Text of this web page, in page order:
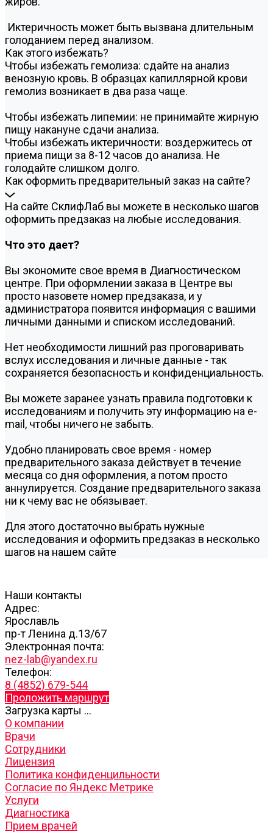
Иктеричность может быть вызвана длительным
голоданием перед анализом.
Как этого избежать?
Чтобы избежать гемолиза: сдайте на анализ
венозную кровь. В образцах капиллярной крови
гемолиз возникает в два раза чаще.
Чтобы избежать липемии: не принимайте жирную
пищу накануне сдачи анализа.
Чтобы избежать иктеричности: воздержитесь от
приема пищи за 8-12 часов до анализа. Не
голодайте слишком долго.
Как оформить предварительный заказ на сайте?
На сайте СклифЛаб вы можете в несколько шагов
оформить предзаказ на любые исследования.
Что это дает?
Вы экономите свое время в Диагностическом
центре. При оформлении заказа в Центре вы
просто назовете номер предзаказа, и у
администратора появится информация с вашими
личными данными и списком исследований.
Нет необходимости лишний раз проговаривать
вслух исследования и личные данные - так
сохраняется безопасность и конфиденциальность.
Вы можете заранее узнать правила подготовки к
исследованиям и получить эту информацию на e-
mail, чтобы ничего не забыть.
Удобно планировать свое время - номер
предварительного заказа действует в течение
месяца со дня оформления, а потом просто
аннулируется. Создание предварительного заказа
ни к чему вас не обязывает.
Для этого достаточно выбрать нужные
исследования и оформить предзаказ в несколько
шагов на нашем сайте
Наши контакты
Адрес:
Ярославль
пр-т Ленина д.13/67
Электронная почта:
nez-lab@yandex.ru
Телефон:
8 (4852) 679-544
Проложить маршрут
Загрузка карты ...
О компании
Врачи
Сотрудники
Лицензия
Политика конфиденцильности
Согласие по Яндекс Метрике
Услуги
Диагностика
Прием врачей